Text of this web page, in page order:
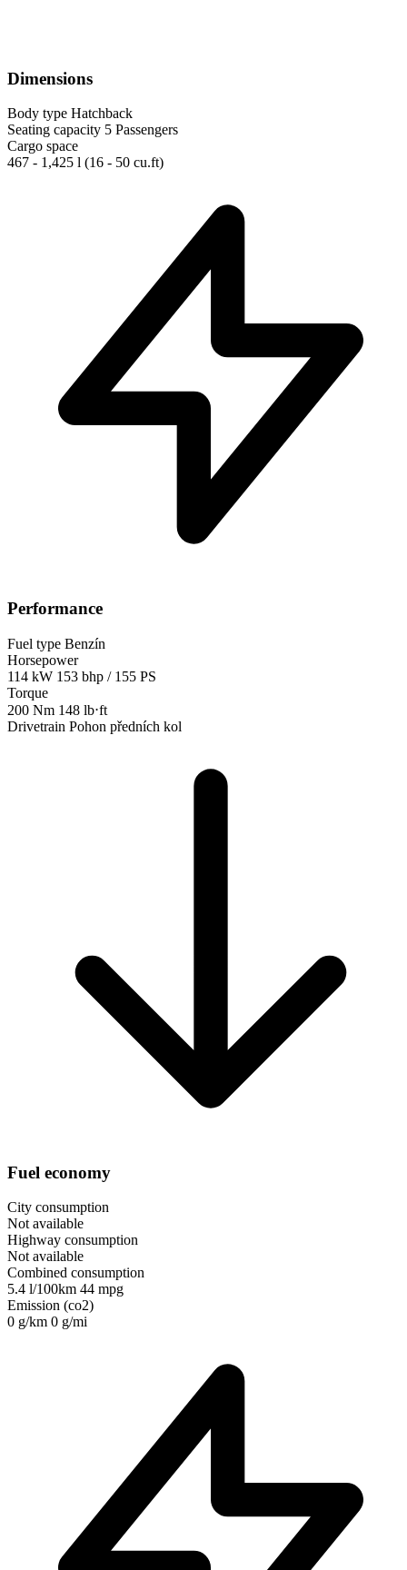
Dimensions
Body type Hatchback
Seating capacity 5 Passengers
Cargo space
467 - 1,425 l (16 - 50 cu.ft)
Performance
Fuel type Benzín
Horsepower
114 kW 153 bhp / 155 PS
Torque
200 Nm 148 lb⋅ft
Drivetrain Pohon předních kol
Fuel economy
City consumption
Not available
Highway consumption
Not available
Combined consumption
5.4 l/100km 44 mpg
Emission (co2)
0 g/km 0 g/mi